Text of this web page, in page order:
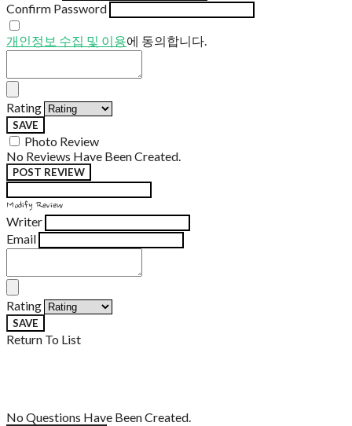
Confirm Password
개인정보 수집 및 이용에 동의합니다.
Rating
SAVE
Photo Review
No Reviews Have Been Created.
POST REVIEW
Modify Review
Writer
Email
Rating
SAVE
Return To List
No Questions Have Been Created.